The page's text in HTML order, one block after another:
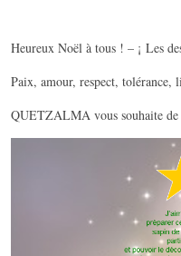
Heureux Noël à tous ! – ¡ Les
Paix, amour, respect, tolérance,
QUETZALMA vous souhaite de